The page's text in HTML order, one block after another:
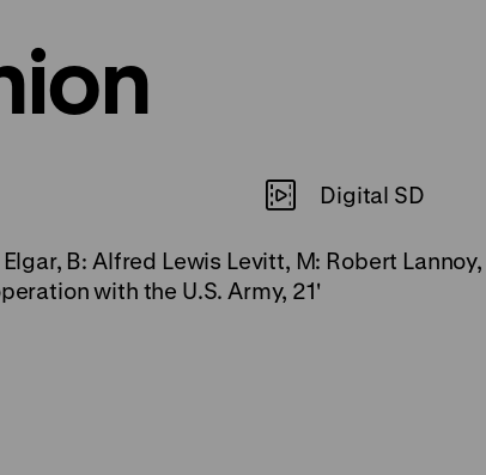
Digital SD
Elgar, B: Alfred Lewis Levitt, M: Robert
with the U.S. Army, 21'